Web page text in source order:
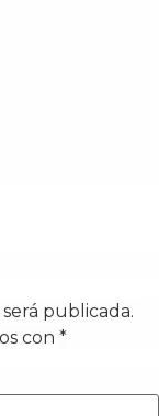
publicada.
con *